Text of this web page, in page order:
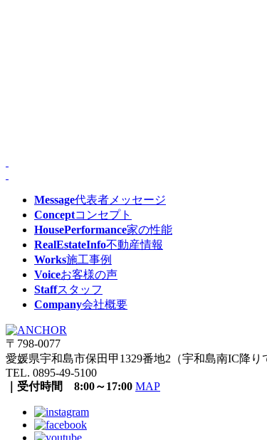
Message代表者メッセージ
Conceptコンセプト
HousePerformance家の性能
RealEstateInfo不動産情報
Works施工事例
Voiceお客様の声
Staffスタッフ
Company会社概要
〒798-0077
愛媛県宇和島市保田甲1329番地2（宇和島南IC降り
TEL. 0895-49-5100
｜受付時間 8:00～17:00 MAP